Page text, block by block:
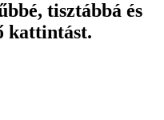
tisztábbá és
kattintást.